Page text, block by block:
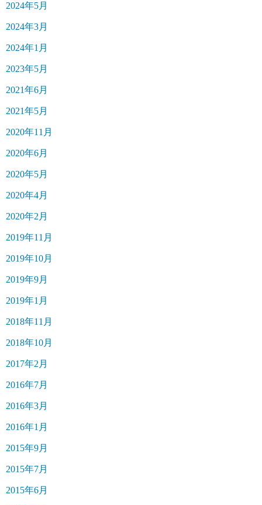
2024年5月
2024年3月
2024年1月
2023年5月
2021年6月
2021年5月
2020年11月
2020年6月
2020年5月
2020年4月
2020年2月
2019年11月
2019年10月
2019年9月
2019年1月
2018年11月
2018年10月
2017年2月
2016年7月
2016年3月
2016年1月
2015年9月
2015年7月
2015年6月